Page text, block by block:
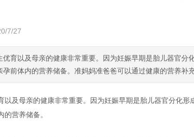
7/27
育以及母亲的健康非常重要。因为妊娠早期是胎儿器官分
前体内的营养储备。准妈妈准爸爸可以通过健康的营养补
以及母亲的健康非常重要。因为妊娠早期是胎儿器官分化形
营养储备。